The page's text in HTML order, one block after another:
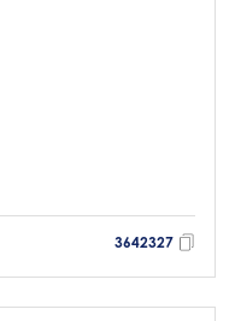
3642327